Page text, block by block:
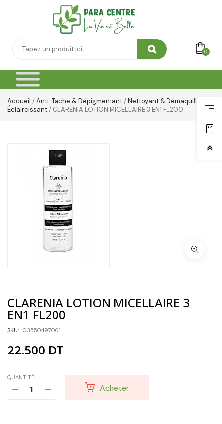
0
Accueil /Anti-Tache & Dépigmentant/Nettoyant & Démaquillant
Éclaircissant/ CLARENIA LOTION MICELLAIRE 3 EN1 FL200
CLARENIA LOTION MICELLAIRE 3
EN1 FL200
SKU: 03550497001
22.500 DT
QUANTITÉ:
Acheter